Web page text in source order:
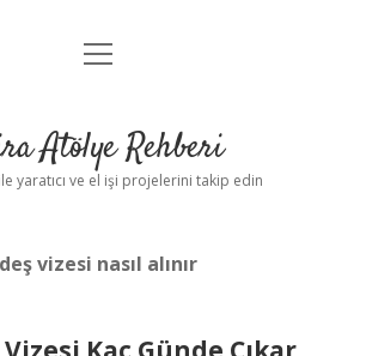
Anasayfa
Yasal Uyarı
menüyü
Atölye Rehberi
yaratıcı ve el işi projelerini takip edin
vizesi nasıl alınır